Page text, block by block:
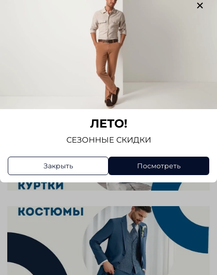
ЛЕТО!
СЕЗОННЫЕ СКИДКИ
Закрыть Посмотреть